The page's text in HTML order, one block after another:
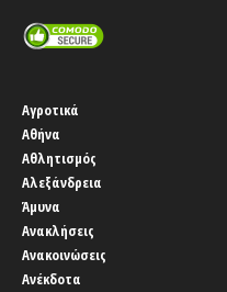
Αγροτικά
Αθήνα
Αθλητισμός
Αλεξάνδρεια
Άμυνα
Ανακλήσεις
Ανακοινώσεις
Ανέκδοτα